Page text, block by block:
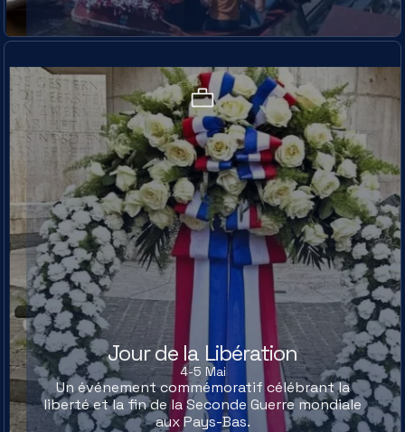
Jour de la Libération
4-5 Mai
Un événement commémoratif célébrant la
liberté et la fin de la Seconde Guerre mondiale
aux Pays-Bas.